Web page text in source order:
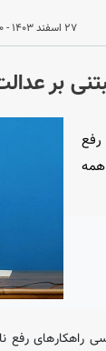
۲۷ اسفند ۱۴۰۳ - ۱۵:۱۰
بر
راهکارهای رفع